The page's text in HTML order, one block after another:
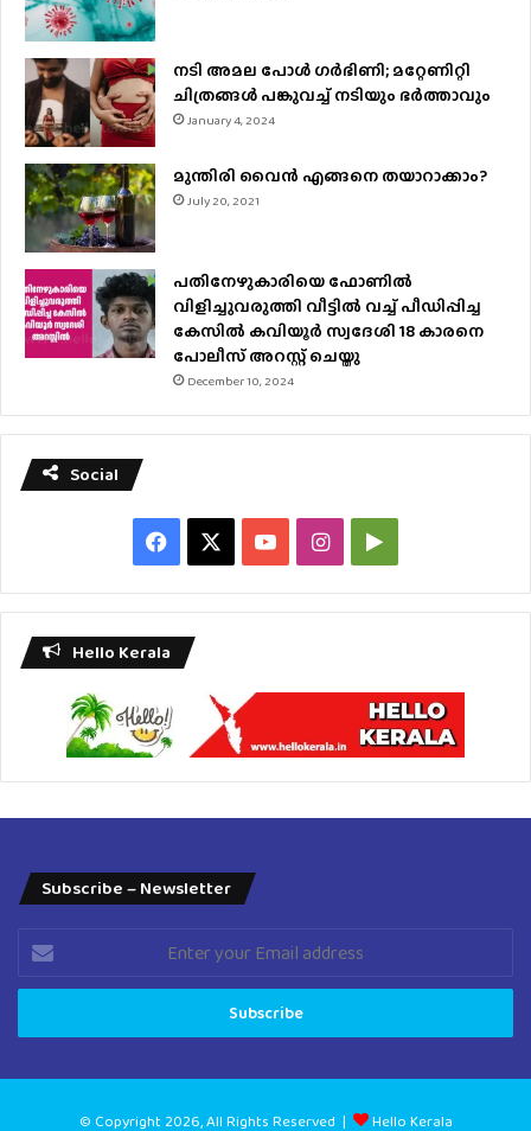
നടി അമല പോൾ ​ഗർഭിണി; മറ്റേണിറ്റി
ചിത്രങ്ങള്‍ പങ്കുവച്ച് നടിയും ഭർത്താവും
January 4, 2024
മുന്തിരി വൈന്‍ എങ്ങനെ തയാറാക്കാം?
July 20, 2021
പതിനേഴുകാരിയെ ഫോണിൽ
വിളിച്ചുവരുത്തി വീട്ടിൽ വച്ച് പീഡിപ്പിച്ച
കേസിൽ കവിയൂർ സ്വദേശി 18 കാരനെ
പോലീസ് അറസ്റ്റ് ചെയ്തു
December 10, 2024
Social
Facebook YouTubeInstagramGoogle
Play
Hello Kerala
Subscribe – Newsletter
your
Email
© Copyright 2026, All Rights Reserved | Hello Kerala